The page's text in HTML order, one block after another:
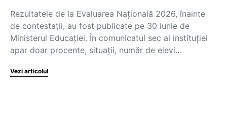
Rezultatele de la Evaluarea Națională 2026, înainte
de contestații, au fost publicate pe 30 iunie de
Ministerul Educației. În comunicatul sec al instituției
apar doar procente, situații, număr de elevi…
Vezi articolul